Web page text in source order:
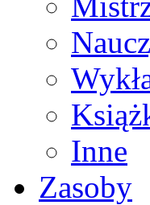
Inne
Zasoby